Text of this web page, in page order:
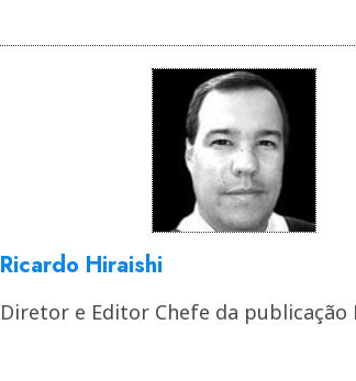
Ricardo Hiraishi
Diretor e Editor Chefe da publicação